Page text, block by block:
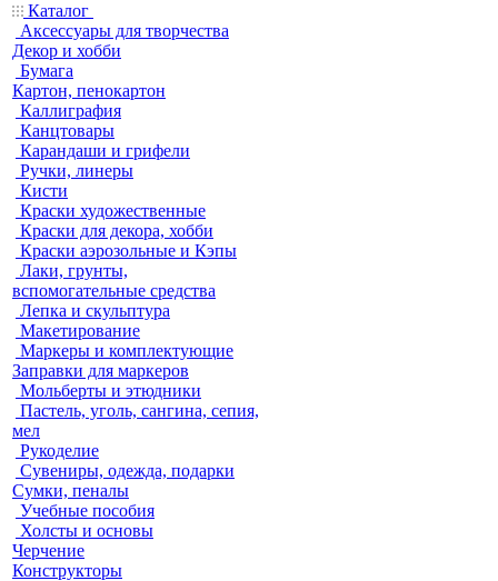
Каталог
Аксессуары для творчества
Декор и хобби
Бумага
Картон, пенокартон
Каллиграфия
Канцтовары
Карандаши и грифели
Ручки, линеры
Кисти
Краски художественные
Краски для декора, хобби
Краски аэрозольные и Кэпы
Лаки, грунты,
вспомогательные средства
Лепка и скульптура
Макетирование
Маркеры и комплектующие
Заправки для маркеров
Мольберты и этюдники
Пастель, уголь, сангина, сепия,
мел
Рукоделие
Сувениры, одежда, подарки
Сумки, пеналы
Учебные пособия
Холсты и основы
Черчение
Конструкторы